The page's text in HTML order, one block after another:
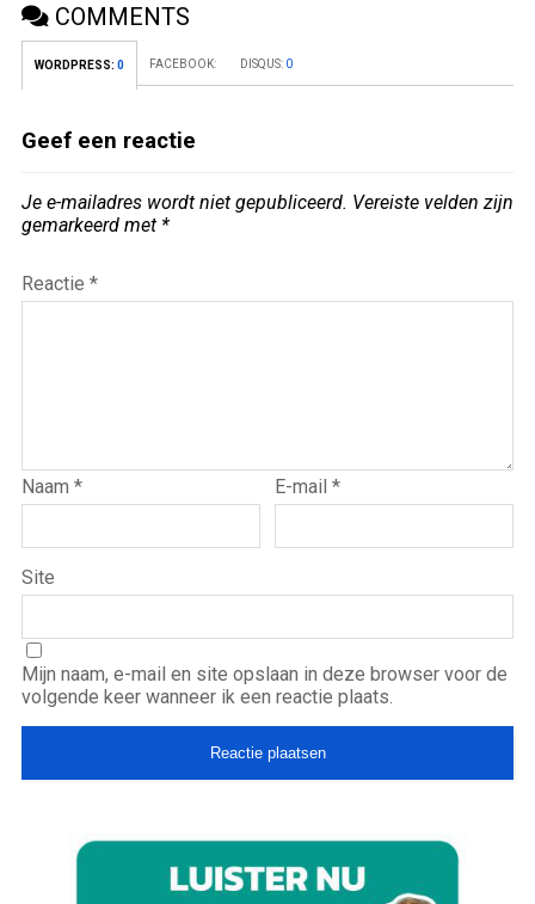
COMMENTS
WORDPRESS: 0 FACEBOOK: DISQUS: 0
Geef een reactie
Je e-mailadres wordt niet gepubliceerd. Vereiste velden zijn
gemarkeerd met *
Reactie *
Naam * E-mail*
Site
Mijn naam, e-mail en site opslaan in deze browser voor de
volgende keer wanneer ik een reactie plaats.